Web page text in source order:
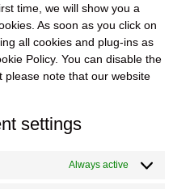
time, we will show you a
As soon as you click on
all cookies and plug-ins as
Policy. You can disable the
please note that our website
settings
Always active